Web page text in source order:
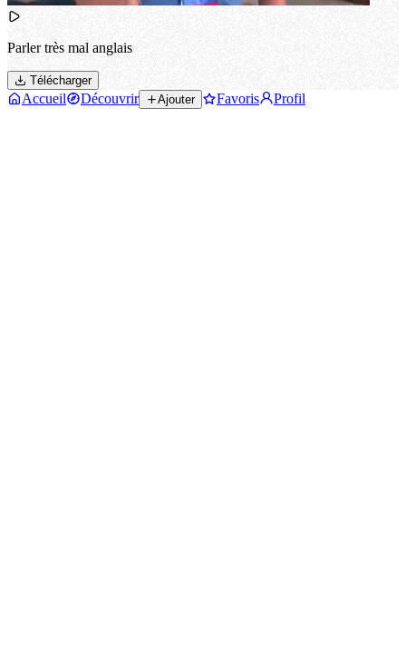
Parler très mal anglais
Télécharger
Accueil Découvrir Ajouter Favoris Profil